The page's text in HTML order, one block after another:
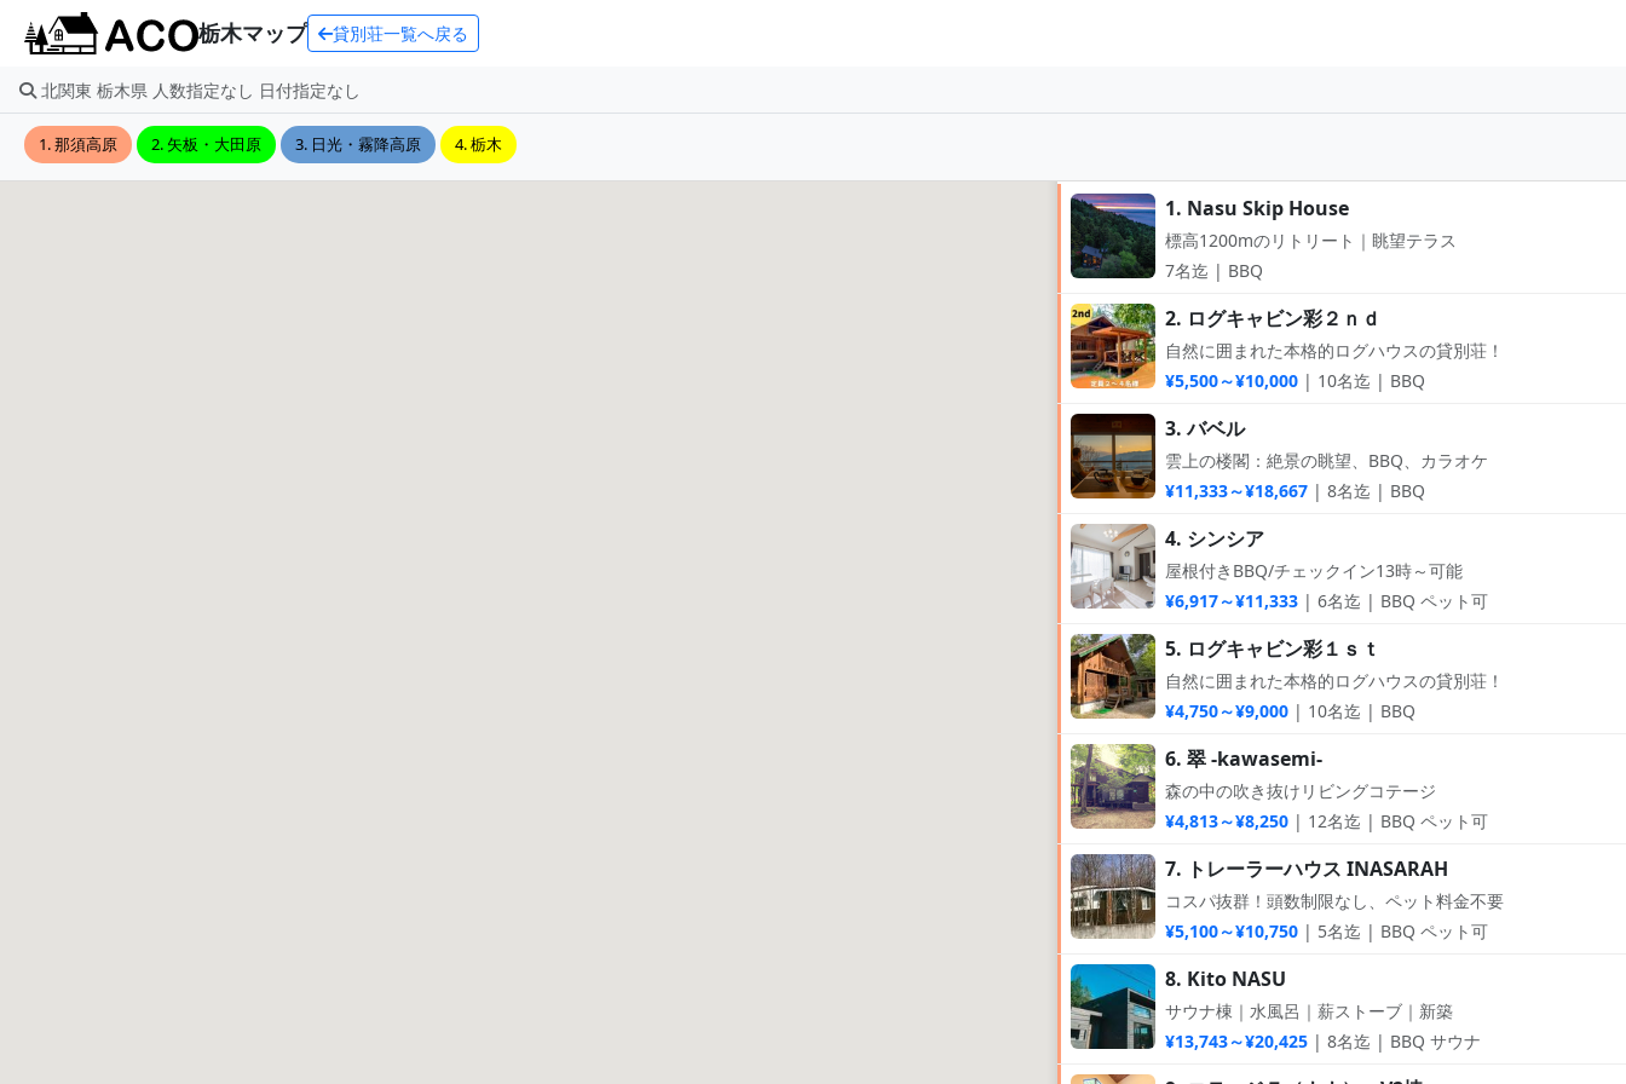
栃木マップ 貸別荘一覧へ戻る
北関東 栃木県 人数指定なし 日付指定なし
1. 那須高原 2. 矢板・大田原 3. 日光・霧降高原 4. 栃木
1. Nasu Skip House
標高1200mのリトリート｜眺望テラス
7名迄 | BBQ
2. ログキャビン彩２ｎｄ
自然に囲まれた本格的ログハウスの貸別荘！
¥5,500～¥10,000| 10名迄 | BBQ
3. バベル
雲上の楼閣：絶景の眺望、BBQ、カラオケ
¥11,333～¥18,667| 8名迄 | BBQ
4. シンシア
屋根付きBBQ/チェックイン13時～可能
¥6,917～¥11,333| 6名迄 | BBQ ペット可
5. ログキャビン彩１ｓｔ
自然に囲まれた本格的ログハウスの貸別荘！
¥4,750～¥9,000| 10名迄 | BBQ
6. 翠 -kawasemi-
森の中の吹き抜けリビングコテージ
¥4,813～¥8,250| 12名迄 | BBQ ペット可
7. トレーラーハウス INASARAH
コスパ抜群！頭数制限なし、ペット料金不要
¥5,100～¥10,750| 5名迄 | BBQ ペット可
8. Kito NASU
サウナ棟｜水風呂｜薪ストーブ｜新築
¥13,743～¥20,425| 8名迄 | BBQ サウナ